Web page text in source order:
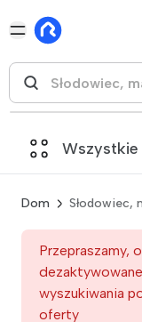
Dom Słodowiec,
Przepraszamy,
wyszukiwania
oferty